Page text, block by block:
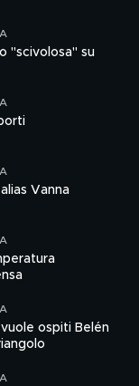
piuttosto
E così i
per la
"scivolosa" su
Vanna
ospiti Belén